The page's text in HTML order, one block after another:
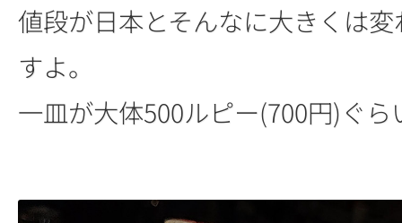
値段が日本とそんなに大きくは
すよ。
一皿が大体500ルピー(700円)ぐら